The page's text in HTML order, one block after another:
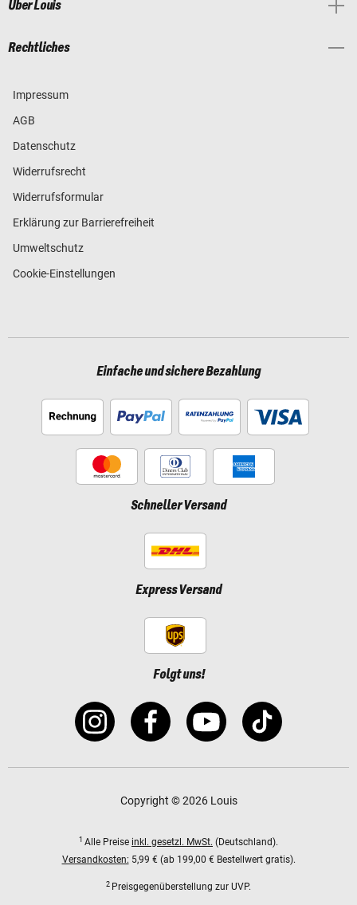
Über Louis
Rechtliches
Impressum
AGB
Datenschutz
Widerrufsrecht
Widerrufsformular
Erklärung zur Barrierefreiheit
Umweltschutz
Cookie-Einstellungen
Einfache und sichere Bezahlung
Schneller Versand
Express Versand
Folgt uns!
Copyright © 2026 Louis
1 Alle Preise inkl. gesetzl. MwSt. (Deutschland).
Versandkosten: 5,99 € (ab 199,00 € Bestellwert gratis).
2 Preisgegenüberstellung zur UVP.